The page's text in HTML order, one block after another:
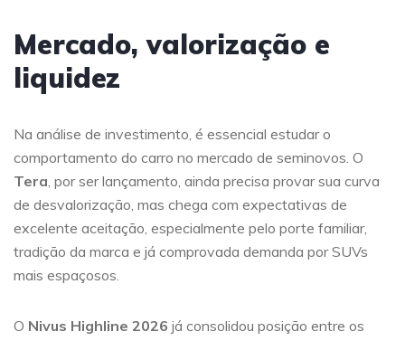
Mercado, valorização e
liquidez
Na análise de investimento, é essencial estudar o
comportamento do carro no mercado de seminovos. O
Tera, por ser lançamento, ainda precisa provar sua curva
de desvalorização, mas chega com expectativas de
excelente aceitação, especialmente pelo porte familiar,
tradição da marca e já comprovada demanda por SUVs
mais espaçosos.
O Nivus Highline 2026 já consolidou posição entre os